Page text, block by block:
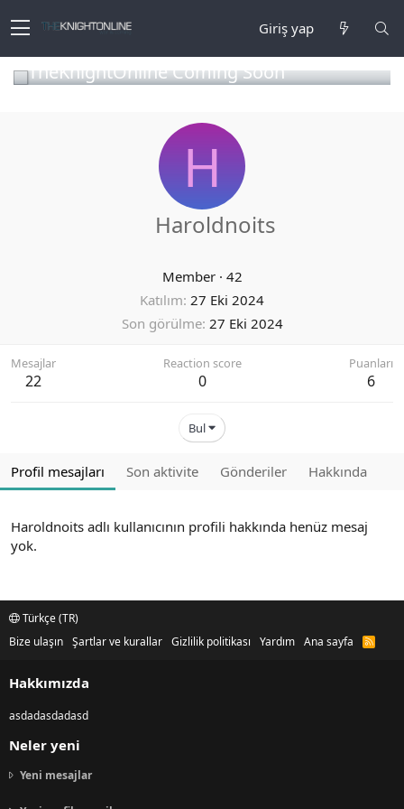
Giriş yap
TheKnightOnline Coming Soon
H
Haroldnoits
Member · 42
Katılım 27 Eki 2024
Son görülme 27 Eki 2024
Mesajlar
22
Reaction score
0
Puanları
6
Bul
Profil mesajları Son aktivite Gönderiler Hakkında
Haroldnoits adlı kullanıcının profili hakkında henüz mesaj
yok.
Türkçe (TR)
Bize ulaşın Şartlar ve kurallar Gizlilik politikası Yardım Ana sayfa
R
Hakkımızda
asdadasdadasd
Neler yeni
Yeni mesajlar